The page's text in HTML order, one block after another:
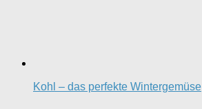
Kohl – das perfekte Wintergemüse